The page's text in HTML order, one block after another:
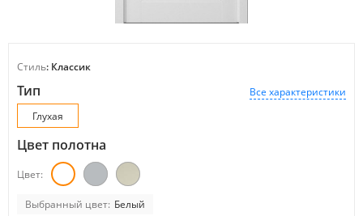
Стиль: Классик
Все характеристики
Тип
Глухая
Цвет полотна
Цвет:
Выбранный цвет: Белый